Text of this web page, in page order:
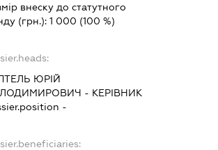
внеску до статутного
(грн.): 1 000 (100 %)
ЮРІЙ
- КЕРІВНИК
-